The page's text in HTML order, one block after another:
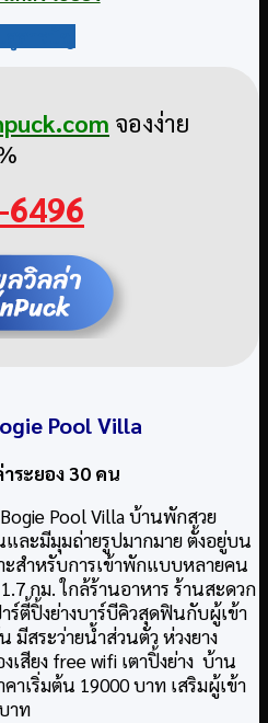
จองง่าย
Pool Villa
Pool Villa บ้านพักสวย
ละมีมุมถ่ายรูปมากมาย ตั้งอยู่บน
ะสำหรับการเข้าพักแบบหลายคน
กม. ใกล้ร้านอาหาร ร้านสะดวก
ร์ตี้ปิ้งย่างบาร์บีคิวสุดฟินกับผู้เข้า
มีสระว่ายน้ำส่วนตัว ห่วงยาง
เสียง free wifi เตาปิ้งย่าง บ้าน
าเริ่มต้น 19000 บาท เสริมผู้เข้า
าท